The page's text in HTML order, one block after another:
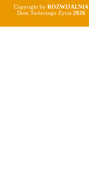
Copyright by ROZWIJALNIA
Dom Twórczego Życia 2026